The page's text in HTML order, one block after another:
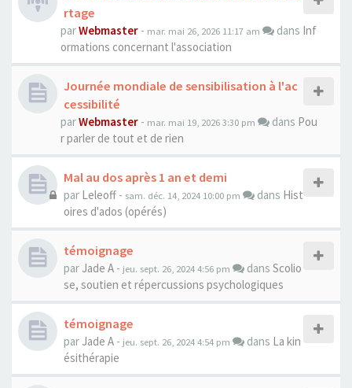
rtage
parWebmaster - mar. mai 26, 2026 11:17 am dans Inf
ormations concernant l'association
Journée mondiale de sensibilisation à l'ac
cessibilité
parWebmaster - mar. mai 19, 2026 3:30 pm dans Pou
r parler de tout et de rien
Mal au dos après 1 an et demi
par Leleoff - sam. déc. 14, 2024 10:00 pm dans Hist
oires d'ados (opérés)
témoignage
par Jade A - jeu. sept. 26, 2024 4:56 pm dans Scolio
se, soutien et répercussions psychologiques
témoignage
par Jade A - jeu. sept. 26, 2024 4:54 pm dans La kin
ésithérapie